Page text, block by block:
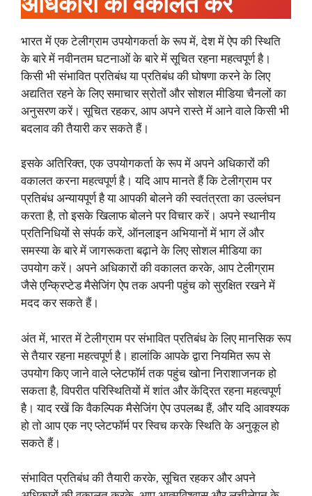
भारत में एक टेलीग्राम उपयोगकर्ता के रूप में, देश में ऐप की स्थिति
के बारे में नवीनतम घटनाओं के बारे में सूचित रहना महत्वपूर्ण है।
किसी भी संभावित प्रतिबंध या प्रतिबंध की घोषणा करने के लिए
अद्यतित रहने के लिए समाचार स्रोतों और सोशल मीडिया चैनलों का
अनुसरण करें। सूचित रहकर, आप अपने रास्ते में आने वाले किसी भी
बदलाव की तैयारी कर सकते हैं।
इसके अतिरिक्त, एक उपयोगकर्ता के रूप में अपने अधिकारों की
वकालत करना महत्वपूर्ण है। यदि आप मानते हैं कि टेलीग्राम पर
प्रतिबंध अन्यायपूर्ण है या आपकी बोलने की स्वतंत्रता का उल्लंघन
करता है, तो इसके खिलाफ बोलने पर विचार करें। अपने स्थानीय
प्रतिनिधियों से संपर्क करें, ऑनलाइन अभियानों में भाग लें और
समस्या के बारे में जागरूकता बढ़ाने के लिए सोशल मीडिया का
उपयोग करें। अपने अधिकारों की वकालत करके, आप टेलीग्राम
जैसे एन्क्रिप्टेड मैसेजिंग ऐप तक अपनी पहुंच को सुरक्षित रखने में
मदद कर सकते हैं।
अंत में, भारत में टेलीग्राम पर संभावित प्रतिबंध के लिए मानसिक रूप
से तैयार रहना महत्वपूर्ण है। हालांकि आपके द्वारा नियमित रूप से
उपयोग किए जाने वाले प्लेटफॉर्म तक पहुंच खोना निराशाजनक हो
सकता है, विपरीत परिस्थितियों में शांत और केंद्रित रहना महत्वपूर्ण
है। याद रखें कि वैकल्पिक मैसेजिंग ऐप उपलब्ध हैं, और यदि आवश्यक
हो तो आप एक नए प्लेटफॉर्म पर स्विच करके स्थिति के अनुकूल हो
सकते हैं।
संभावित प्रतिबंध की तैयारी करके, सूचित रहकर और अपने